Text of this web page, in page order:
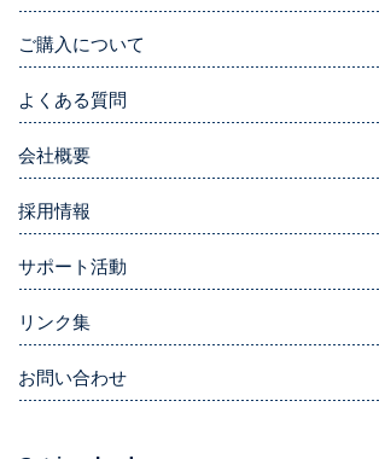
ご購入について
よくある質問
会社概要
採用情報
サポート活動
リンク集
お問い合わせ